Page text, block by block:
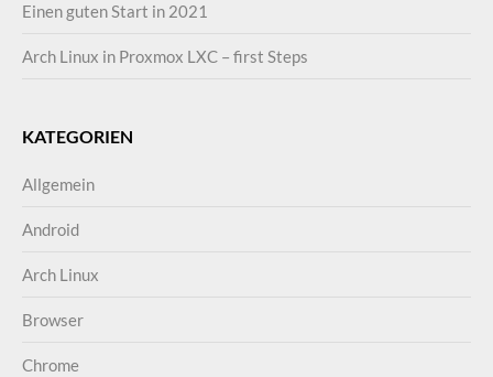
Einen guten Start in 2021
Arch Linux in Proxmox LXC – first Steps
KATEGORIEN
Allgemein
Android
Arch Linux
Browser
Chrome